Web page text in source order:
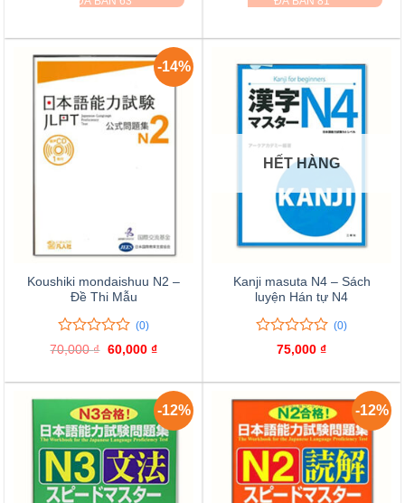
giá
là:
tại
là:
tại
-14%
Koushiki mondaishuu N2 –
Đề Thi Mẫu
0
trên
0
giá
(0)
70,000₫ Giá
70,000 ₫.
60,000 ₫Giá
là:
60,000 ₫.
HẾT HÀNG
Kanji masuta N4 – Sách
luyện Hán tự N4
giá
(0)
75,000 ₫
-12% -12%